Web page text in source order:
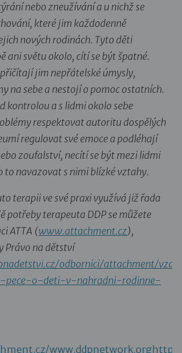
nebo zneužívání a u nichž se
které jim každodenně
nových rodinách. Tyto děti
ani světu okolo, cítí se být špatné.
jim nepřátelské úmysly,
na sebe a nestojí o pomoc ostatních.
kontrolou a s lidmi okolo sebe
respektovat autoritu dospělých
regulovat své emoce a podléhají
zoufalství, necítí se být mezi lidmi
to navazovat s nimi blízké vztahy.
terapii ve své praxi využívá již řada
potřeby terapeuta DDP se můžete
ATTA (www.attachment.cz),
Právo na dětství
odbornici/attachment/
pece-o-deti-v-nahradni-rodinne-